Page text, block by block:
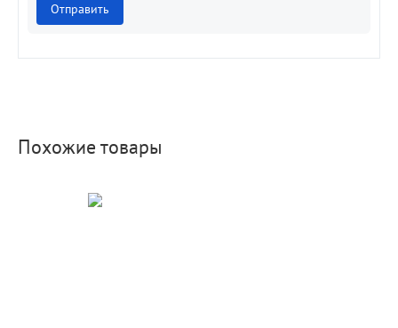
Отправить
Похожие товары